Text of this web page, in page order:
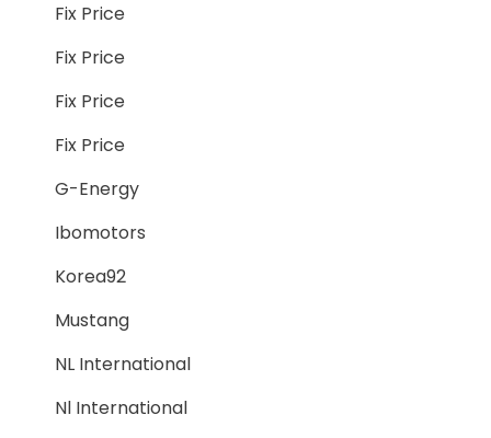
Fix Price
Fix Price
Fix Price
Fix Price
G-Energy
Ibomotors
Korea92
Mustang
NL International
Nl International